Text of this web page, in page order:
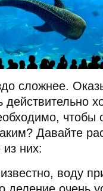
сложнее.
чтобы
Давайте
них:
воду